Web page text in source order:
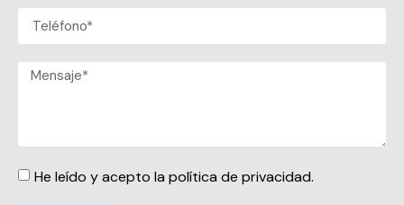
He leído y acepto la política de privacidad.